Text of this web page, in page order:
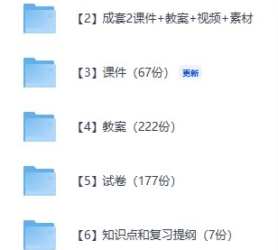
里面不需要的
），初次使用
kjzhan2345
的用户，牢记提
提下，若我们